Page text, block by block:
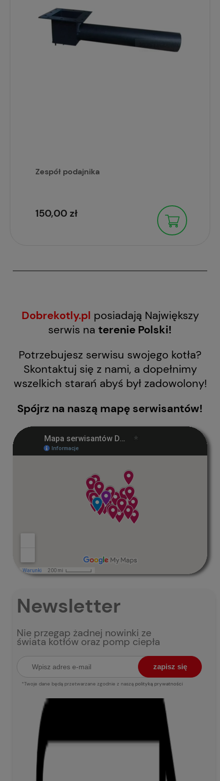
Zespół podajnika
150,00 zł
Dobrekotly.pl posiadają Największy
serwis na terenie Polski!
Potrzebujesz serwisu swojego kotła?
Skontaktuj się z nami, a dopełnimy
wszelkich starań abyś był zadowolony!
Spójrz na naszą mapę serwisantów!
Newsletter
Nie przegap żadnej nowinki ze
świata kotłów oraz pomp ciepła
zapisz się
*Twoje dane będą przetwarzane zgodnie z naszą polityką prywatności